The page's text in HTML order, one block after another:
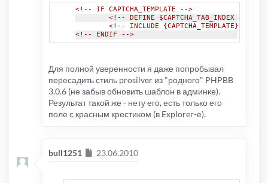
<!-- IF CAPTCHA_TEMPLATE -->
<!-- DEFINE $CAPTCHA_TAB_INDEX = 8 -->
<!-- INCLUDE {CAPTCHA_TEMPLATE} -->
<!-- ENDIF -->
Для полной уверенности я даже попробывал
пересадить стиль prosilver из "родного" PHPBB
3.0.6 (не забыв обновить шаблон в админке).
Результат такой же - нету его, есть только его
поле с красным крестиком (в Explorer-е).
bull1251 Сообщение
23.06.2010